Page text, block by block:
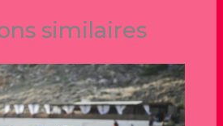
similaires